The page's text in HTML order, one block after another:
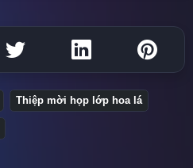
Thiệp mời họp lớp hoa lá